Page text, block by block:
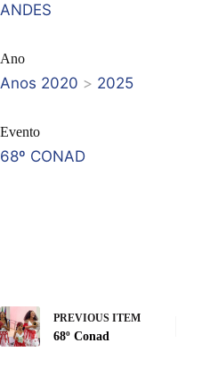
ANDES
Ano
Anos 2020 > 2025
Evento
68º CONAD
PREVIOUS ITEM
68º Conad